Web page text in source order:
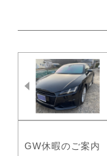
GW休暇の